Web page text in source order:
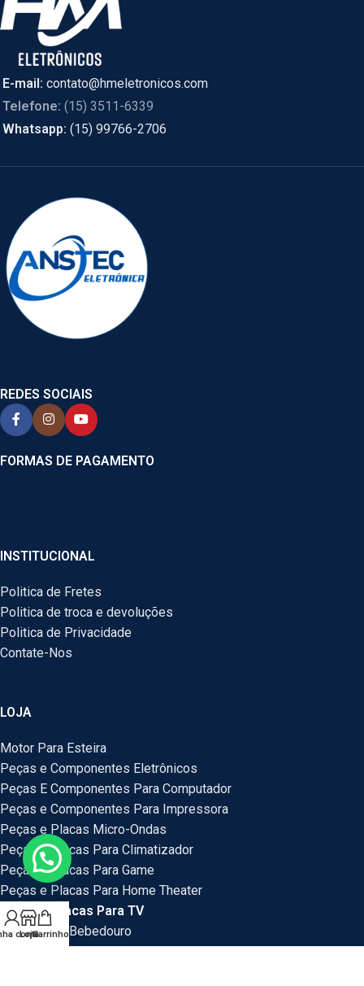
E-mail: contato@hmeletronicos.com
Telefone: (15) 3511-6339
Whatsapp: (15) 99766-2706
REDES SOCIAIS
FORMAS DE PAGAMENTO
INSTITUCIONAL
Politica de Fretes
Politica de troca e devoluções
Politica de Privacidade
Contate-Nos
LOJA
Motor Para Esteira
Peças e Componentes Eletrônicos
Peças E Componentes Para Computador
Peças e Componentes Para Impressora
Peças e Placas Micro-Ondas
Peças e Placas Para Climatizador
Peças e Placas Para Game
Peças e Placas Para Home Theater
Peças e Placas Para TV
Peças Para Bebedouro
Peças Para Veículos
conta
LojaCarrinho